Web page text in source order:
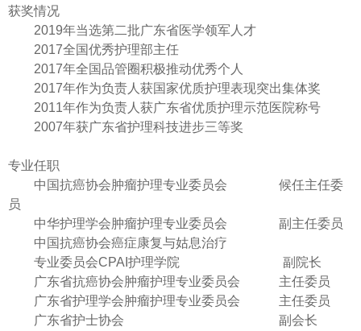
获奖情况
2019年当选第二批广东省医学领军人才
2017全国优秀护理部主任
2017年全国品管圈积极推动优秀个人
2017年作为负责人获国家优质护理表现突出集体奖
2011年作为负责人获广东省优质护理示范医院称号
2007年获广东省护理科技进步三等奖
专业任职
中国抗癌协会肿瘤护理专业委员会 候任主任委
员
中华护理学会肿瘤护理专业委员会 副主任委员
中国抗癌协会癌症康复与姑息治疗
专业委员会CPAI护理学院 副院长
广东省抗癌协会肿瘤护理专业委员会 主任委员
广东省护理学会肿瘤护理专业委员会 主任委员
广东省护士协会 副会长